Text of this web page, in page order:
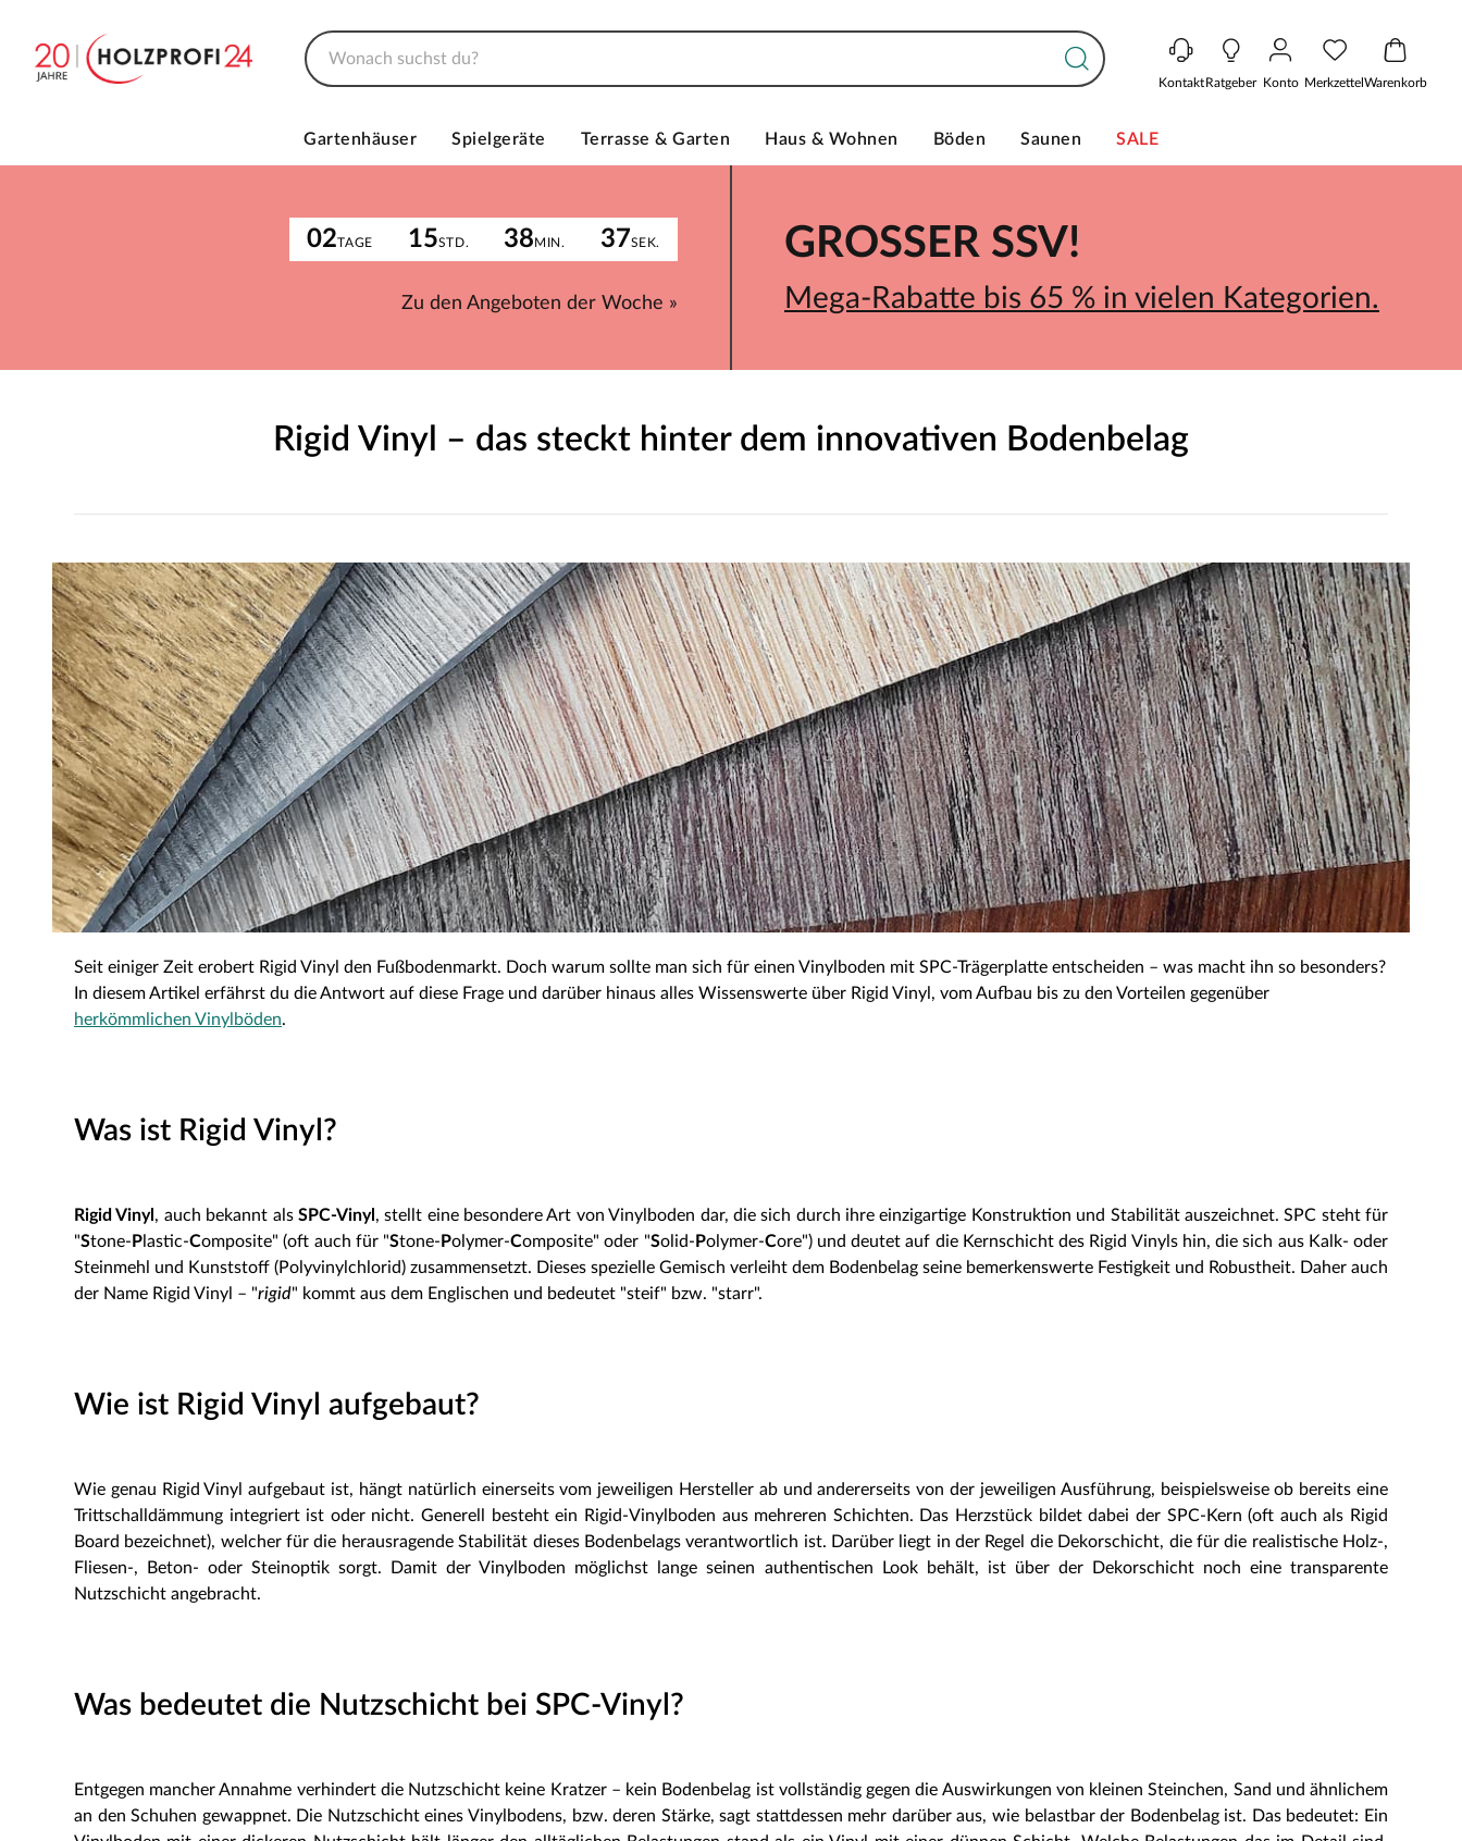
KontaktRatgeber Konto MerkzettelWarenkorb
Gartenhäuser Spielgeräte Terrasse & Garten Haus & Wohnen Böden Saunen SALE
02TAGE 15STD. 38MIN. 37SEK.
Zu den Angeboten der Woche »
GROSSER SSV!
Mega-Rabatte bis 65 % in vielen Kategorien.
Rigid Vinyl – das steckt hinter dem innovativen Bodenbelag
Seit einiger Zeit erobert Rigid Vinyl den Fußbodenmarkt. Doch warum sollte man sich für einen Vinylboden mit SPC-Trägerplatte entscheiden – was macht ihn so besonders?
In diesem Artikel erfährst du die Antwort auf diese Frage und darüber hinaus alles Wissenswerte über Rigid Vinyl, vom Aufbau bis zu den Vorteilen gegenüber
herkömmlichen Vinylböden.
Was ist Rigid Vinyl?
Rigid Vinyl , auch bekannt als SPC-Vinyl , stellt eine besondere Art von Vinylboden dar, die sich durch ihre einzigartige Konstruktion und Stabilität auszeichnet. SPC steht für
"Stone- P lastic-Composite" (oft auch für "Stone- Polymer-Composite" oder "Solid- Polymer-Core") und deutet auf die Kernschicht des Rigid Vinyls hin, die sich aus Kalk- oder
Steinmehl und Kunststoff (Polyvinylchlorid) zusammensetzt. Dieses spezielle Gemisch verleiht dem Bodenbelag seine bemerkenswerte Festigkeit und Robustheit. Daher auch
der Name Rigid Vinyl – "rigid" kommt aus dem Englischen und bedeutet "steif" bzw. "starr".
Wie ist Rigid Vinyl aufgebaut?
Wie genau Rigid Vinyl aufgebaut ist, hängt natürlich einerseits vom jeweiligen Hersteller ab und andererseits von der jeweiligen Ausführung, beispielsweise ob bereits eine
Trittschalldämmung integriert ist oder nicht. Generell besteht ein Rigid-Vinylboden aus mehreren Schichten. Das Herzstück bildet dabei der SPC-Kern (oft auch als Rigid
Board bezeichnet), welcher für die herausragende Stabilität dieses Bodenbelags verantwortlich ist. Darüber liegt in der Regel die Dekorschicht, die für die realistische Holz-,
Fliesen-, Beton- oder Steinoptik sorgt. Damit der Vinylboden möglichst lange seinen authentischen Look behält, ist über der Dekorschicht noch eine transparente
Nutzschicht angebracht.
Was bedeutet die Nutzschicht bei SPC-Vinyl?
Entgegen mancher Annahme verhindert die Nutzschicht keine Kratzer – kein Bodenbelag ist vollständig gegen die Auswirkungen von kleinen Steinchen, Sand und ähnlichem
an den Schuhen gewappnet. Die Nutzschicht eines Vinylbodens, bzw. deren Stärke, sagt stattdessen mehr darüber aus, wie belastbar der Bodenbelag ist. Das bedeutet: Ein